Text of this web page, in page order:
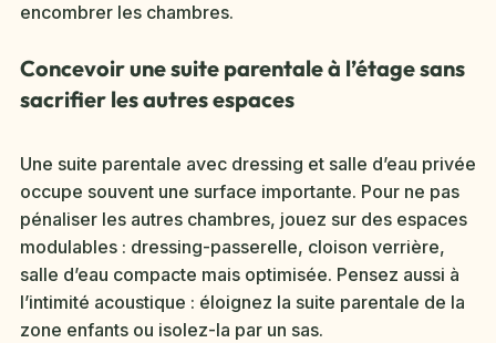
encombrer les chambres.
Concevoir une suite parentale à l’étage sans
sacrifier les autres espaces
Une suite parentale avec dressing et salle d’eau privée
occupe souvent une surface importante. Pour ne pas
pénaliser les autres chambres, jouez sur des espaces
modulables : dressing-passerelle, cloison verrière,
salle d’eau compacte mais optimisée. Pensez aussi à
l’intimité acoustique : éloignez la suite parentale de la
zone enfants ou isolez-la par un sas.